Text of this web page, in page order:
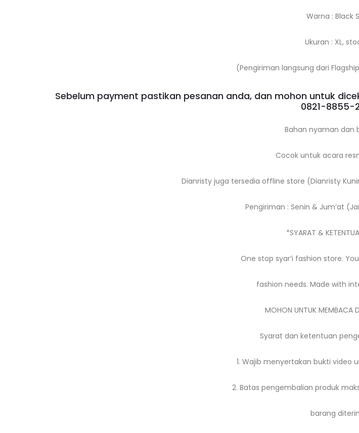
Warna : Black
Ukuran : XL,
(Pengiriman langsung dari
Sebelum payment pastikan pesanan anda, dan mohon untuk
0821-8855-
Bahan nyaman dan
Cocok untuk acara
Dianristy juga tersedia offline store (Dianristy
Pengiriman : Senin & Jum’at
*SYARAT &
One stop syar’i fashion store.
fashion needs. Made with
MOHON UNTUK MEMBACA
Syarat dan ketentuan
1. Wajib menyertakan bukti video
2. Batas pengembalian produk
barang